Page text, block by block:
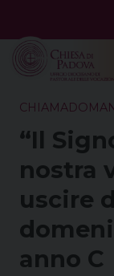
content
“Il
nostra
uscire
anno C